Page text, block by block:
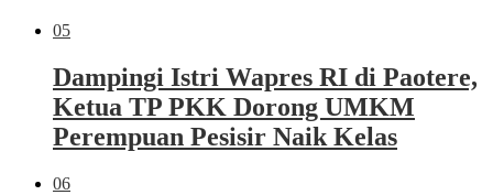
05
Dampingi Istri Wapres RI di Paotere,
Ketua TP PKK Dorong UMKM
Perempuan Pesisir Naik Kelas
06